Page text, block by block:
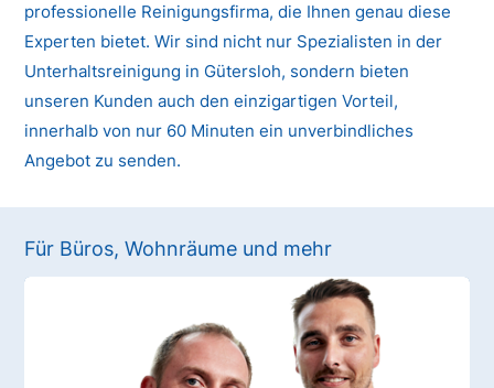
professionelle Reinigungsfirma, die Ihnen genau diese
Experten bietet. Wir sind nicht nur Spezialisten in der
Unterhaltsreinigung in Gütersloh, sondern bieten
unseren Kunden auch den einzigartigen Vorteil,
innerhalb von nur 60 Minuten ein unverbindliches
Angebot zu senden.
Für Büros, Wohnräume und mehr